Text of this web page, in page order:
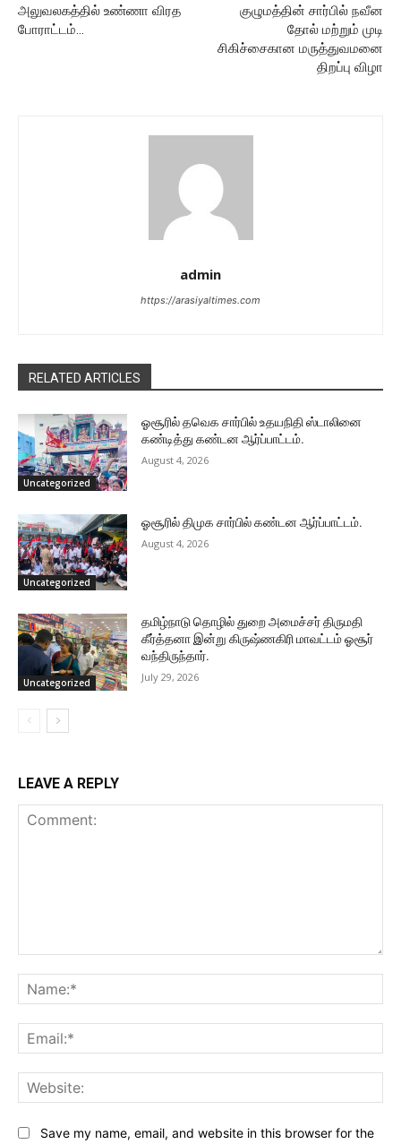
அலுவலகத்தில் உண்ணா விரத
போராட்டம்…
குழுமத்தின் சார்பில் நவீன
தோல் மற்றும் முடி
சிகிச்சைகான மருத்துவமனை
திறப்பு விழா
admin
https://arasiyaltimes.com
RELATED ARTICLES
Uncategorized
ஓசூரில் தவெக சார்பில் உதயநிதி ஸ்டாலினை
கண்டித்து கண்டன ஆர்ப்பாட்டம்.
August 4, 2026
Uncategorized
ஓசூரில் திமுக சார்பில் கண்டன ஆர்ப்பாட்டம்.
August 4, 2026
Uncategorized
தமிழ்நாடு தொழில் துறை அமைச்சர் திருமதி
கீர்த்தனா இன்று கிருஷ்ணகிரி மாவட்டம் ஓசூர்
வந்திருந்தார்.
July 29, 2026
LEAVE A REPLY
Save my name, email, and website in this browser for the